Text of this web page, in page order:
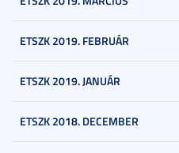
ETSZK 2019. FEBRUÁR
ETSZK 2019. JANUÁR
ETSZK 2018. DECEMBER